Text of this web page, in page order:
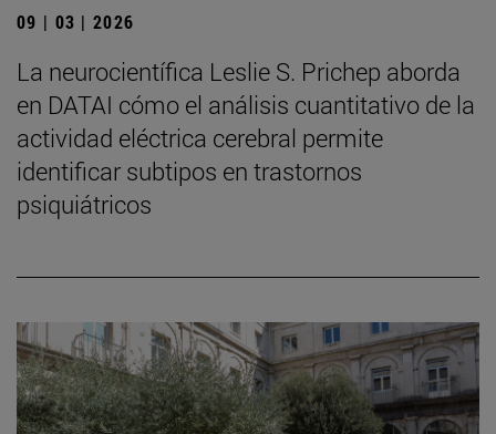
09 | 03 | 2026
La neurocientífica Leslie S. Prichep aborda
en DATAI cómo el análisis cuantitativo de la
actividad eléctrica cerebral permite
identificar subtipos en trastornos
psiquiátricos